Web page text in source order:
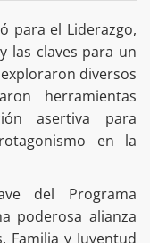
para el Liderazgo,
las claves para un
diversos
herramientas
asertiva para
en la
del Programa
poderosa alianza
Familia y Juventud